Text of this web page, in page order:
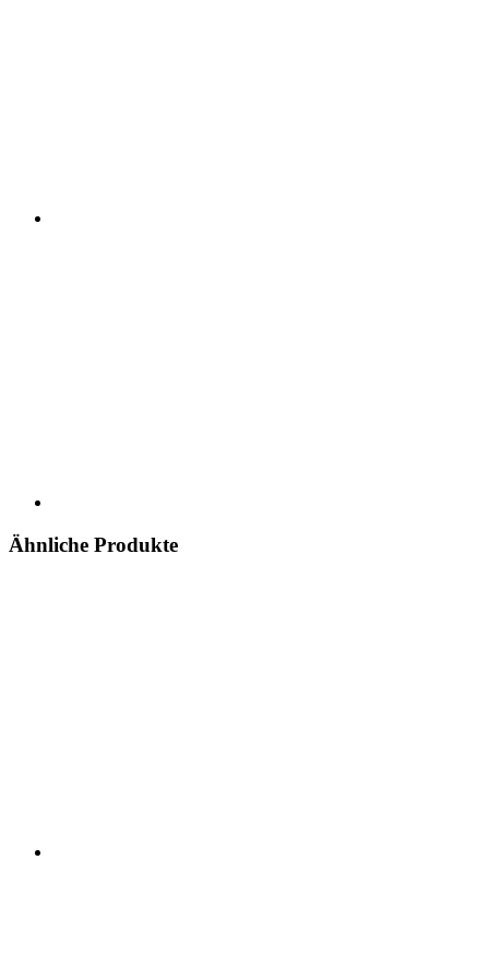
Ähnliche Produkte